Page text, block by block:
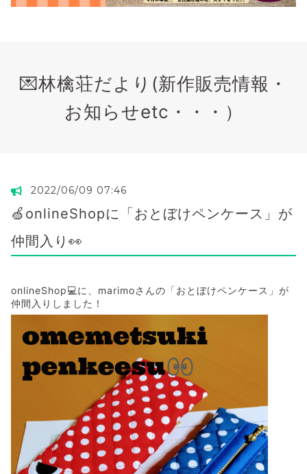
💌林檎荘だより(新作販売情報・
お知らせetc・・・）
2022/06/09 07:46
🍏onlineShopに「おとぼけペンケース」が
仲間入り👀
onlineShop💻に、marimoさんの「おとぼけペンケース」が
仲間入りしました！